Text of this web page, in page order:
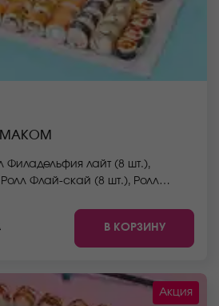
Филадельфия лайт (8 шт.),
Флай-скай (8 шт.), Ролл
имбирь, васаби и
в стоимость заказа.
отличаться от фото на
В КОРЗИНУ
Акция